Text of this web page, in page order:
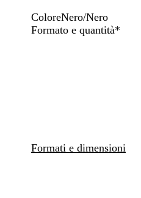
ColoreNero/Nero
N
Formato e quantità*
Formati e dimensioni